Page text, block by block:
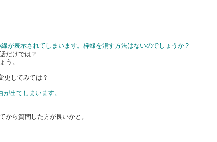
表示されてしまいます。枠線を消す方法はないのでしょうか？
だけでは？
う。
更してみては？
出てしまいます。
から質問した方が良いかと。